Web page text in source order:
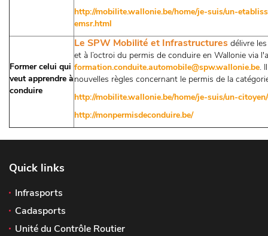
http://mobilite.wallonie.be/home/je-suis/un-
emsr.html
Former celui qui
veut apprendre à
conduire
Le SPW Mobilité et Infrastructures délivre
et à l’octroi du permis de conduire en Wallonie via
formation.conduite.automobile@spw.wallonie.be.
nouvelles règles concernant le permis de la
http://mobilite.wallonie.be/home/je-suis/un-
http://monpermisdeconduire.be/
Quick links
Infrasports
Cadasports
Unité du Contrôle Routier